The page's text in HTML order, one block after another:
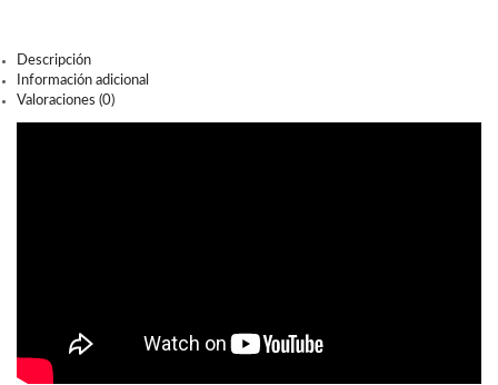
Descripción
Información adicional
Valoraciones (0)